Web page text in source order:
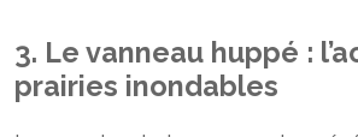
3. Le vanneau huppé :
prairies inondables